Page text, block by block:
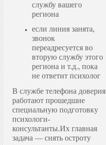
службу вашего
региона
если линия занята,
звонок
переадресуется во
вторую службу этого
региона и т.д., пока
не ответит психолог
В службе телефона доверия
работают прошедшие
специальную подготовку
психологи-
консультанты.Их главная
задача — снять остроту